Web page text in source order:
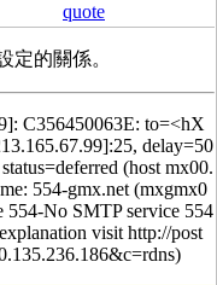
quote
定的關係。
C356450063E: to=<hX
delay=50
(host mx00.
554-gmx.net (mxgmx0
554-No SMTP service 554
visit http://post